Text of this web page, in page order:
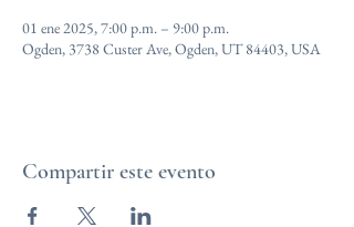
01 ene 2025, 7:00 p.m. – 9:00 p.m.
Ogden, 3738 Custer Ave, Ogden, UT 84403, USA
Compartir este evento